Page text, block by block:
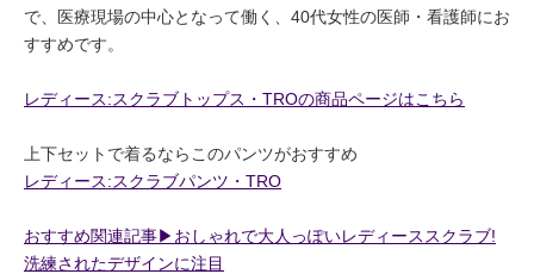
で、医療現場の中心となって働く、40代女性の医師・看護師にお
すすめです。
レディース:スクラブトップス・TROの商品ページはこちら
上下セットで着るならこのパンツがおすすめ
レディース:スクラブパンツ・TRO
おすすめ関連記事▶︎おしゃれで大人っぽいレディーススクラブ!
洗練されたデザインに注目